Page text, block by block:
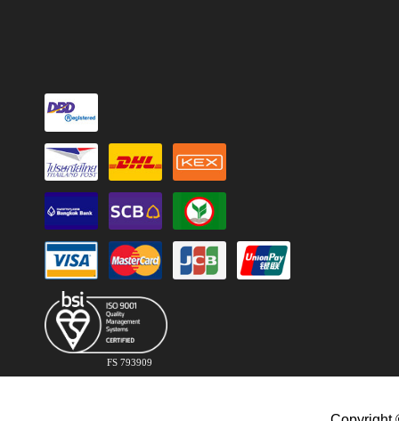
FS 793909